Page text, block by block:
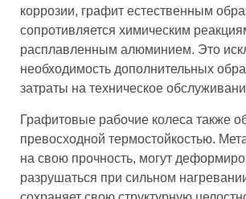
коррозии, графит естественным
сопротивляется химическим
расплавленным алюминием. Это
необходимость дополнительных
затраты на техническое
Графитовые рабочие колеса также
превосходной термостойкостью.
на свою прочность, могут
разрушаться при сильном